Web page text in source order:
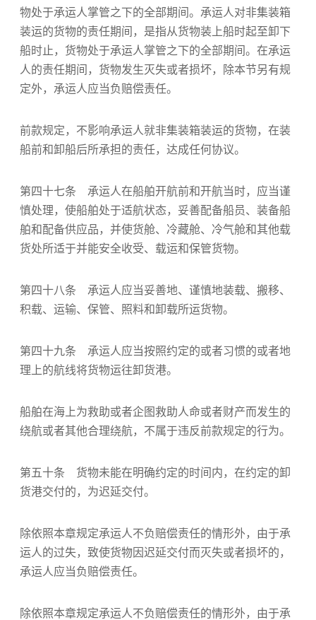
物处于承运人掌管之下的全部期间。承运人对非集装箱
装运的货物的责任期间，是指从货物装上船时起至卸下
船时止，货物处于承运人掌管之下的全部期间。在承运
人的责任期间，货物发生灭失或者损坏，除本节另有规
定外，承运人应当负赔偿责任。
前款规定，不影响承运人就非集装箱装运的货物，在装
船前和卸船后所承担的责任，达成任何协议。
第四十七条 承运人在船舶开航前和开航当时，应当谨
慎处理，使船舶处于适航状态，妥善配备船员、装备船
舶和配备供应品，并使货舱、冷藏舱、冷气舱和其他载
货处所适于并能安全收受、载运和保管货物。
第四十八条 承运人应当妥善地、谨慎地装载、搬移、
积载、运输、保管、照料和卸载所运货物。
第四十九条 承运人应当按照约定的或者习惯的或者地
理上的航线将货物运往卸货港。
船舶在海上为救助或者企图救助人命或者财产而发生的
绕航或者其他合理绕航，不属于违反前款规定的行为。
第五十条 货物未能在明确约定的时间内，在约定的卸
货港交付的，为迟延交付。
除依照本章规定承运人不负赔偿责任的情形外，由于承
运人的过失，致使货物因迟延交付而灭失或者损坏的，
承运人应当负赔偿责任。
除依照本章规定承运人不负赔偿责任的情形外，由于承